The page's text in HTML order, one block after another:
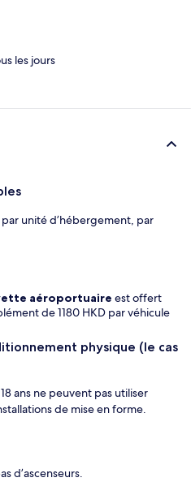
les jours
unité d’hébergement, par
aéroportuaire est offert
de 1180 HKD par véhicule
physique (le cas
ans ne peuvent pas utiliser
de mise en forme.
d’ascenseurs.